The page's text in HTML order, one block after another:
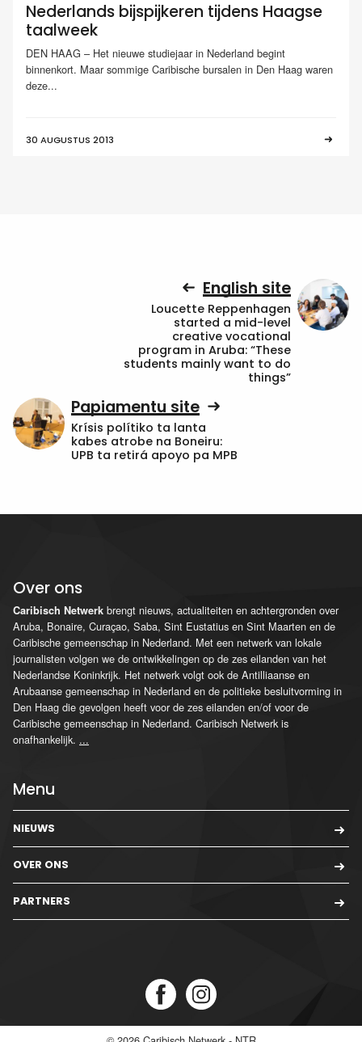
Nederlands bijspijkeren tijdens Haagse
taalweek
DEN HAAG – Het nieuwe studiejaar in Nederland begint
binnenkort. Maar sommige Caribische bursalen in Den Haag waren
deze...
30 AUGUSTUS 2013
English site
Loucette Reppenhagen
started a mid-level
creative vocational
program in Aruba: “These
students mainly want to do
things”
Papiamentu site
Krísis polítiko ta lanta
kabes atrobe na Boneiru:
UPB ta retirá apoyo pa MPB
Over ons
Caribisch Netwerk brengt nieuws, actualiteiten en achtergronden over
Aruba, Bonaire, Curaçao, Saba, Sint Eustatius en Sint Maarten en de
Caribische gemeenschap in Nederland. Met een netwerk van lokale
journalisten volgen we de ontwikkelingen op de zes eilanden van het
Nederlandse Koninkrijk. Het netwerk volgt ook de Antilliaanse en
Arubaanse gemeenschap in Nederland en de politieke besluitvorming in
Den Haag die gevolgen heeft voor de zes eilanden en/of voor de
Caribische gemeenschap in Nederland. Caribisch Netwerk is
onafhankelijk. ...
Menu
NIEUWS
OVER ONS
PARTNERS